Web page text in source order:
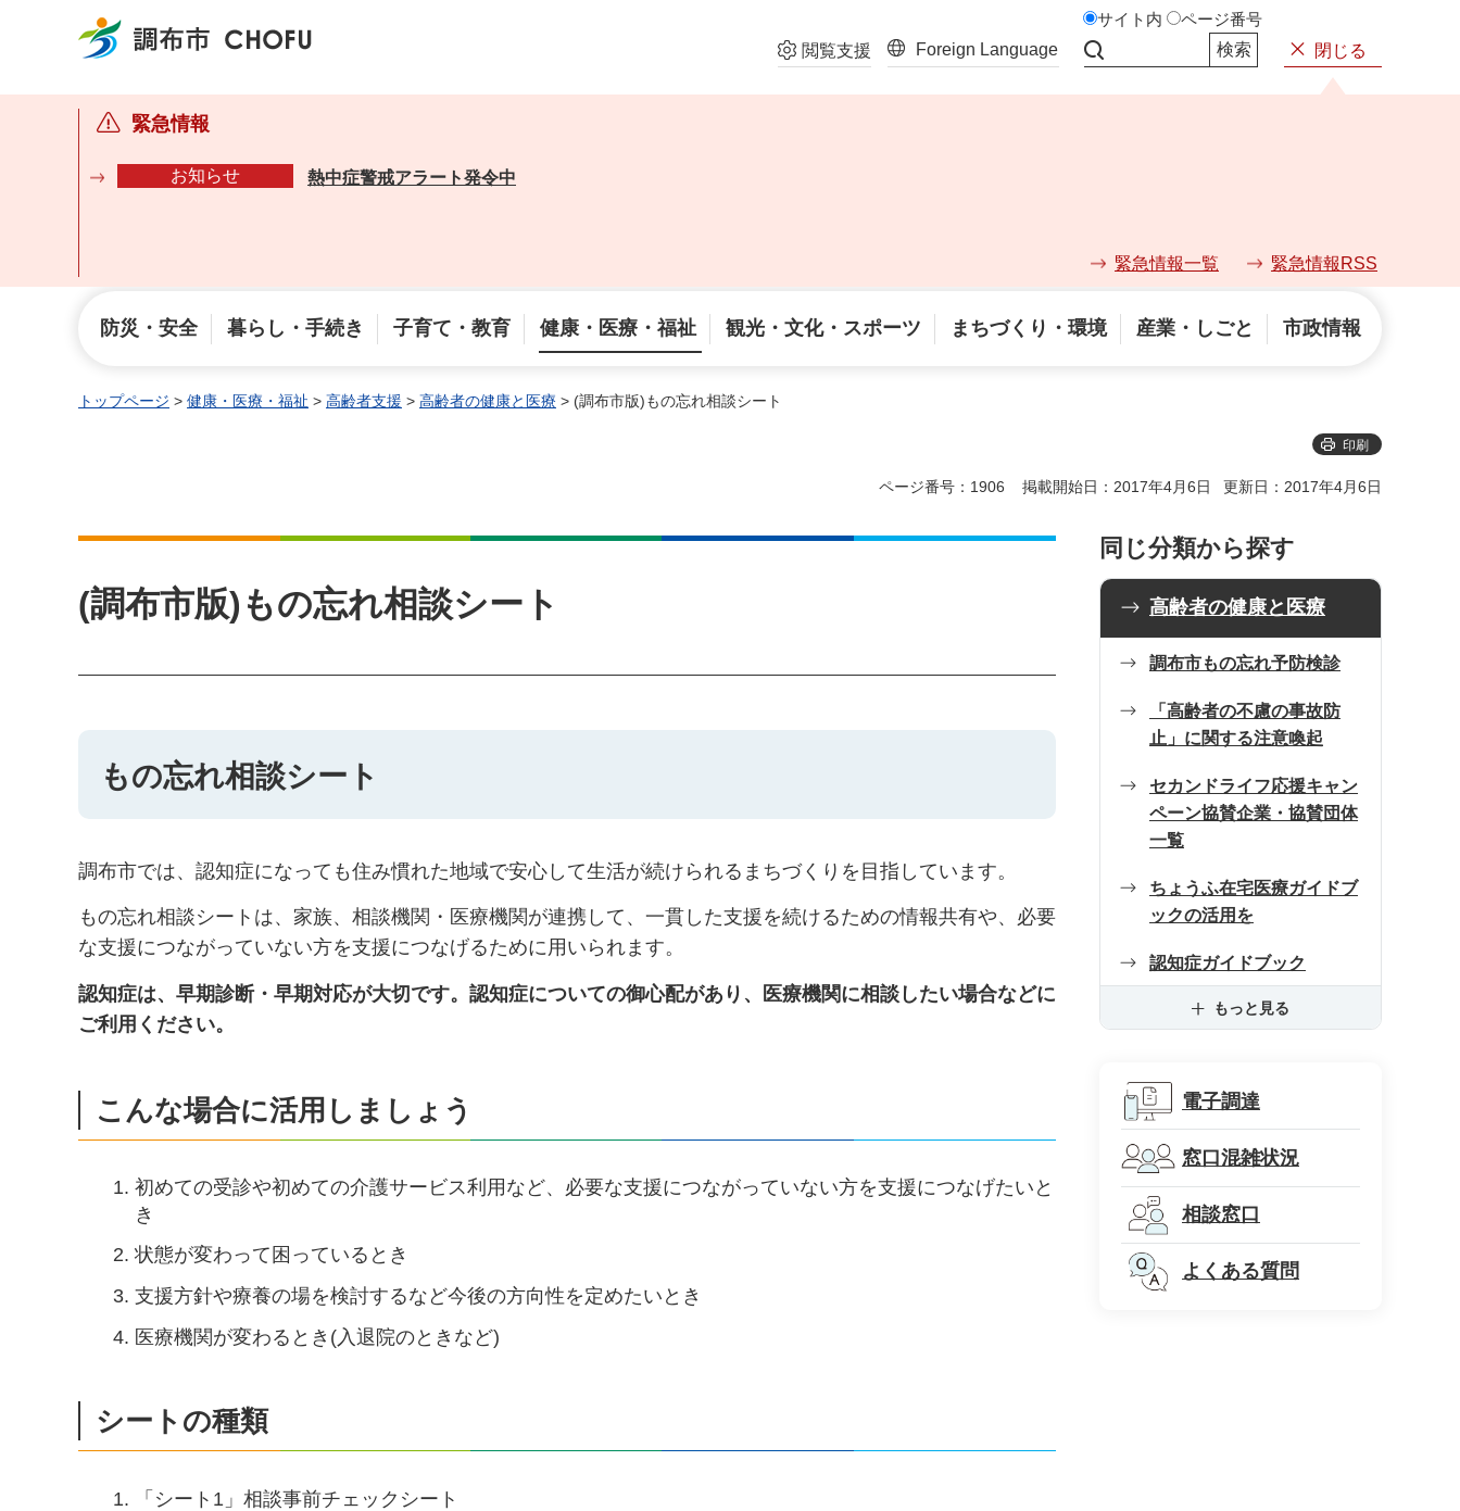
調布市 閲覧支援 Foreign Language
サイト内 ページ番号
閉じる
緊急情報
お知らせ 熱中症警戒アラート発令中
緊急情報一覧 緊急情報RSS
防災・安全 暮らし・手続き 子育て・教育 健康・医療・福祉 観光・文化・スポーツ まちづくり・環境 産業・しごと 市政情報
トップページ > 健康・医療・福祉 > 高齢者支援 > 高齢者の健康と医療 > (調布市版)もの忘れ相談シート
印刷
ページ番号：1906 掲載開始日：2017年4月6日 更新日：2017年4月6日
(調布市版)もの忘れ相談シート
もの忘れ相談シート
調布市では、認知症になっても住み慣れた地域で安心して生活が続けられるまちづくりを目指しています。
もの忘れ相談シートは、家族、相談機関・医療機関が連携して、一貫した支援を続けるための情報共有や、必要
な支援につながっていない方を支援につなげるために用いられます。
認知症は、早期診断・早期対応が大切です。認知症についての御心配があり、医療機関に相談したい場合などに
ご利用ください。
こんな場合に活用しましょう
初めての受診や初めての介護サービス利用など、必要な支援につながっていない方を支援につなげたいと
き
状態が変わって困っているとき
支援方針や療養の場を検討するなど今後の方向性を定めたいとき
医療機関が変わるとき(入退院のときなど)
シートの種類
「シート1」相談事前チェックシート
同じ分類から探す
高齢者の健康と医療
調布市もの忘れ予防検診
「高齢者の不慮の事故防
止」に関する注意喚起
セカンドライフ応援キャン
ペーン協賛企業・協賛団体
一覧
ちょうふ在宅医療ガイドブ
ックの活用を
認知症ガイドブック
もっと見る
電子調達
窓口混雑状況
相談窓口
よくある質問